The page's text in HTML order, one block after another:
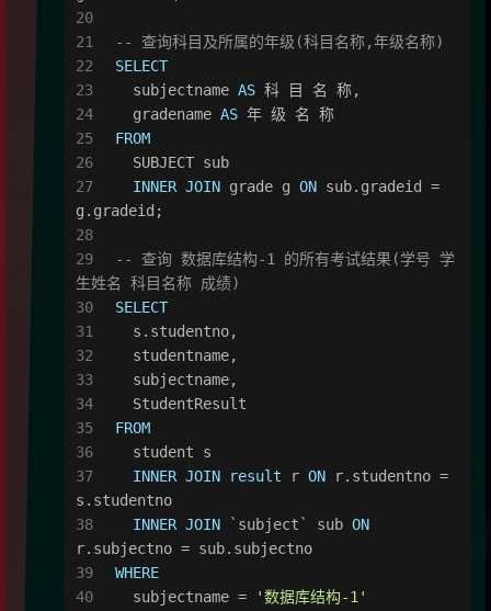
-- 查询科目及所属的年级(科目名称,年级名称)
SELECT
  subjectname
AS 科 目 名 称,
  gradename
AS 年 级 名 称
FROM
  SUBJECT sub
INNER JOIN grade g ON sub.gradeid =
g.gradeid;
-- 查询 数据库结构-1 的所有考试结果(学号 学
生姓名 科目名称 成绩)
SELECT
  s.studentno,
  studentname,
  subjectname,
  StudentResult
FROM
  student s
INNER JOIN result r ON r.studentno =
s.studentno
INNER JOIN `subject` sub ON
r.subjectno = sub.subjectno
WHERE
  subjectname
= '数据库结构-1'